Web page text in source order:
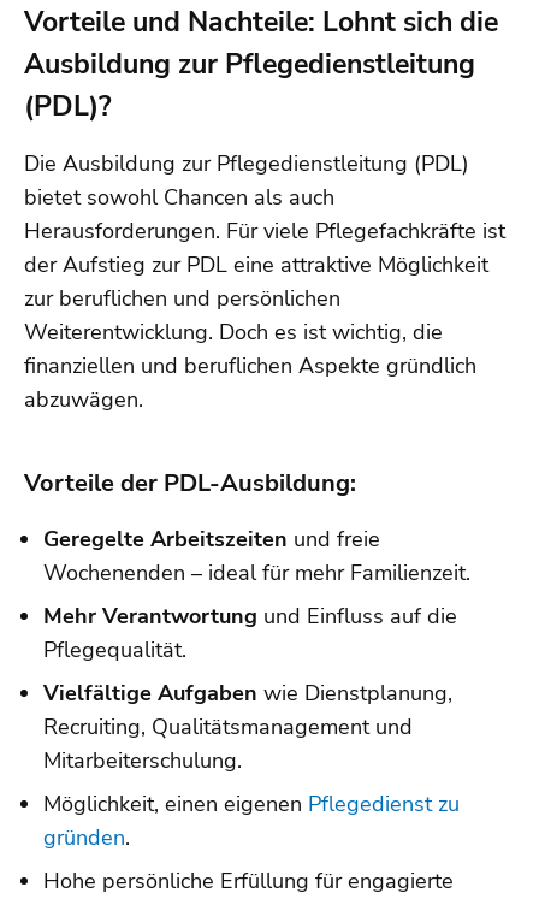
Vorteile und Nachteile: Lohnt sich die
Ausbildung zur Pflegedienstleitung
(PDL)?
Die Ausbildung zur Pflegedienstleitung (PDL)
bietet sowohl Chancen als auch
Herausforderungen. Für viele Pflegefachkräfte ist
der Aufstieg zur PDL eine attraktive Möglichkeit
zur beruflichen und persönlichen
Weiterentwicklung. Doch es ist wichtig, die
finanziellen und beruflichen Aspekte gründlich
abzuwägen.
Vorteile der PDL-Ausbildung:
Geregelte Arbeitszeiten und freie
Wochenenden – ideal für mehr Familienzeit.
Mehr Verantwortung und Einfluss auf die
Pflegequalität.
Vielfältige Aufgaben wie Dienstplanung,
Recruiting, Qualitätsmanagement und
Mitarbeiterschulung.
Möglichkeit, einen eigenen Pflegedienst zu
gründen.
Hohe persönliche Erfüllung für engagierte